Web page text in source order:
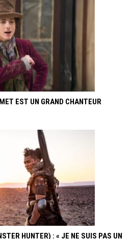
EST UN GRAND CHANTEUR
HUNTER) : « JE NE SUIS PAS UN